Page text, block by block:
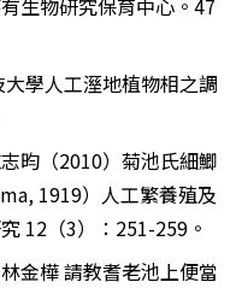
生物研究保育中⼼。47
學人工溼地植物相之調
昀（2010）菊池氏細鯽
1919）人工繁養殖及
12（3）：251-259。
金樺 請教耆老池上便當